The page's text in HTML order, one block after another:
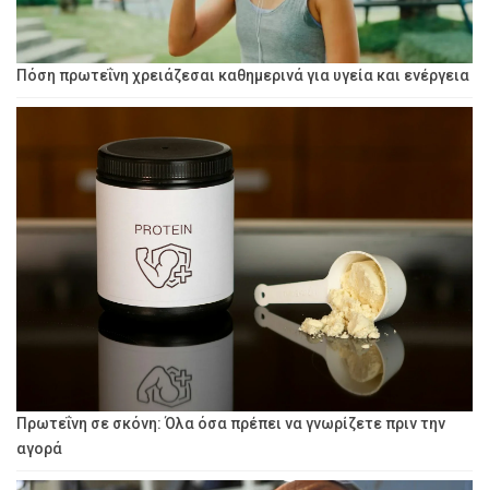
Πόση πρωτεΐνη χρειάζεσαι καθημερινά για υγεία και ενέργεια
Πρωτεΐνη σε σκόνη: Όλα όσα πρέπει να γνωρίζετε πριν την
αγορά